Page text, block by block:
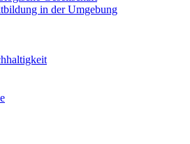
in der Umgebung